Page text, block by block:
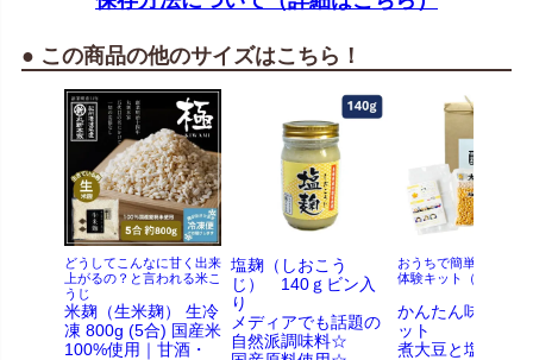
● この商品の他のサイズはこちら！
どうしてこんなに甘く出来
上がるの？と言われる米こ
うじ
米麹（生米麹） 生冷
凍 800g (5合) 国産米
100%使用｜甘酒・
塩麹（しおこう
じ） 140ｇビン入
り
メディアでも話題の
自然派調味料☆
おうちで簡単！味噌作
体験キット（おうち時
かんたん味噌作
ット
煮大豆と塩切り